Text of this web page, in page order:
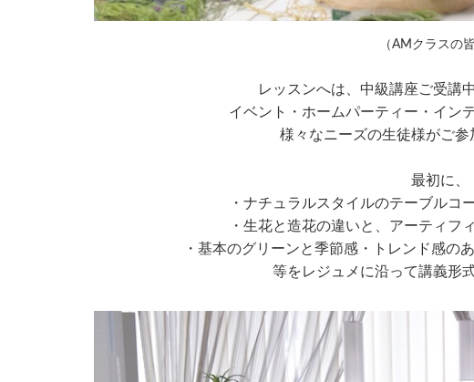
（AMクラスの
レッスンへは、中級講座ご受講
イベント・ホームパーティー・イン
様々なニーズの生徒様がご参
最初に、
・ナチュラルスタイルのテーブルコ
・生花と造花の違いと、アーティフ
・基本のグリーンと季節感・トレンド感の
等をレジュメに沿って講義形